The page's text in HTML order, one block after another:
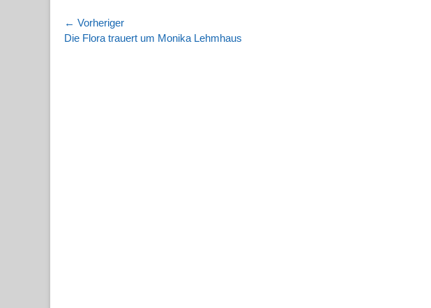
Beitragsnavigation
← Vorheriger
Vorheriger
Die Flora trauert um Monika Lehmhaus